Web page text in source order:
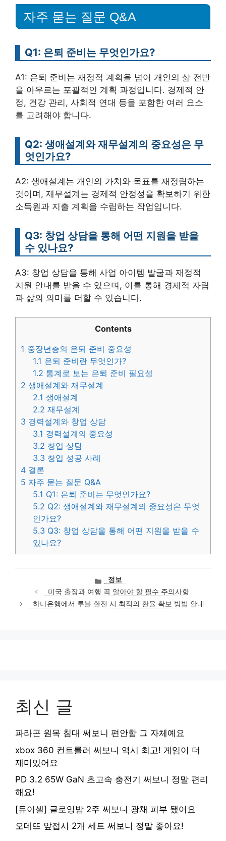
자주 묻는 질문 Q&A
Q1: 은퇴 준비는 무엇인가요?
A1: 은퇴 준비는 재정적 계획을 넘어 개인의 삶 전반
을 아우르는 포괄적인 계획 과정입니다. 경제적 안
정, 건강 관리, 사회적 연대 등을 포함한 여러 요소
를 고려해야 합니다.
Q2: 생애설계와 재무설계의 중요성은 무
엇인가요?
A2: 생애설계는 개인의 가치와 목표를 재정립하는
것이며, 재무설계는 경제적 안정성을 확보하기 위한
소득원과 지출 계획을 수립하는 작업입니다.
Q3: 창업 상담을 통해 어떤 지원을 받을
수 있나요?
A3: 창업 상담을 통해 사업 아이템 발굴과 재정적
지원 안내를 받을 수 있으며, 이를 통해 경제적 자립
과 삶의 의미를 더할 수 있습니다.
Contents
1 중장년층의 은퇴 준비 중요성
1.1 은퇴 준비란 무엇인가?
1.2 통계로 보는 은퇴 준비 필요성
2 생애설계와 재무설계
2.1 생애설계
2.2 재무설계
3 경력설계와 창업 상담
3.1 경력설계의 중요성
3.2 창업 상담
3.3 창업 성공 사례
4 결론
5 자주 묻는 질문 Q&A
5.1 Q1: 은퇴 준비는 무엇인가요?
5.2 Q2: 생애설계와 재무설계의 중요성은 무엇
인가요?
5.3 Q3: 창업 상담을 통해 어떤 지원을 받을 수
있나요?
카
테
고
리
정보
미국 출장과 여행 꼭 알아야 할 필수 주의사항
하나은행에서 루블 환전 시 최적의 환율 확보 방법 안내
최신 글
파라곤 원목 침대 써보니 편안함 그 자체예요
xbox 360 컨트롤러 써보니 역시 최고! 게임이 더
재미있어요
PD 3.2 65W GaN 초고속 충전기 써보니 정말 편리
해요!
[듀이셀] 글로잉밤 2주 써보니 광채 피부 됐어요
오데뜨 앞접시 2개 세트 써보니 정말 좋아요!